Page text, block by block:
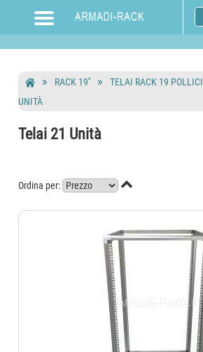
RACK 19'' TELAI RACK 19 POLLICI
UNITÀ
Telai 21 Unità
Ordina per: 